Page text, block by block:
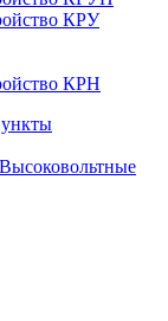
КРУ
КРН
Высоковольтные